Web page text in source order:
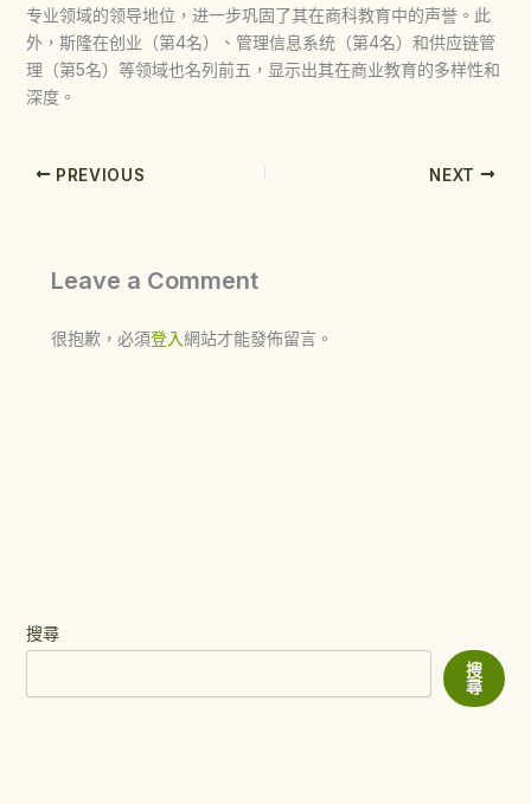
专业领域的领导地位，进一步巩固了其在商科教育中的声誉。此
外，斯隆在创业（第4名）、管理信息系统（第4名）和供应链管
理（第5名）等领域也名列前五，显示出其在商业教育的多样性和
深度。
PREVIOUS NEXT
Leave a Comment
很抱歉，必須登入網站才能發佈留言。
搜尋
搜
尋